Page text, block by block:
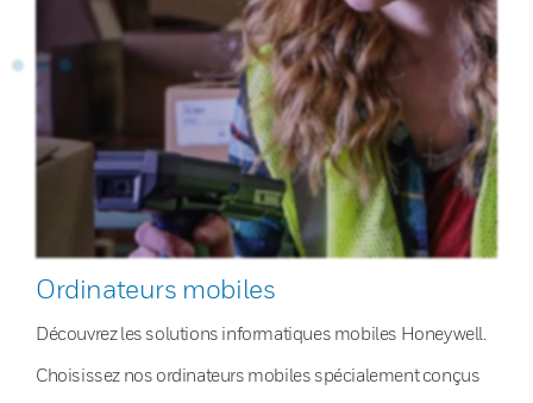
Ordinateurs mobiles
Découvrez les solutions informatiques mobiles Honeywell.
Choisissez nos ordinateurs mobiles spécialement conçus